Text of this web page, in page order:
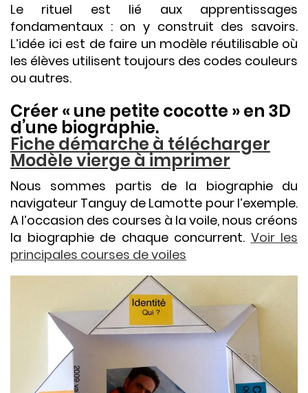
Le rituel est lié aux apprentissages
fondamentaux : on y construit des savoirs.
L’idée ici est de faire un modèle réutilisable où
les élèves utilisent toujours des codes couleurs
ou autres.
Créer « une petite cocotte » en 3D
d’une biographie.
Fiche démarche à télécharger
Modèle vierge à imprimer
Nous sommes partis de la biographie du
navigateur Tanguy de Lamotte pour l’exemple.
A l’occasion des courses à la voile, nous créons
la biographie de chaque concurrent. Voir les
principales courses de voiles